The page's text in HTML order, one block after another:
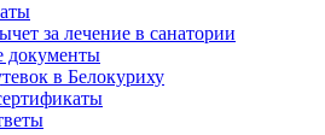
за лечение в санатории
документы
в Белокуриху